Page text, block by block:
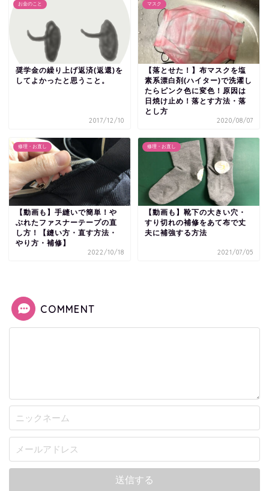
お金のこと
奨学金の繰り上げ返済(返還)を
してよかったと思うこと。
2017/12/10
マスク
【落とせた！】布マスクを塩
素系漂白剤(ハイター)で洗濯し
たらピンク色に変色！原因は
日焼け止め！落とす方法・落
とし方
2020/08/07
修理・お直し
【動画も】手縫いで簡単！や
ぶれたファスナーテープの直
し方！【縫い方・直す方法・
やり方・補修】
2022/10/18
修理・お直し
【動画も】靴下の大きい穴・
すり切れの補修をあて布で丈
夫に補強する方法
2021/07/05
COMMENT